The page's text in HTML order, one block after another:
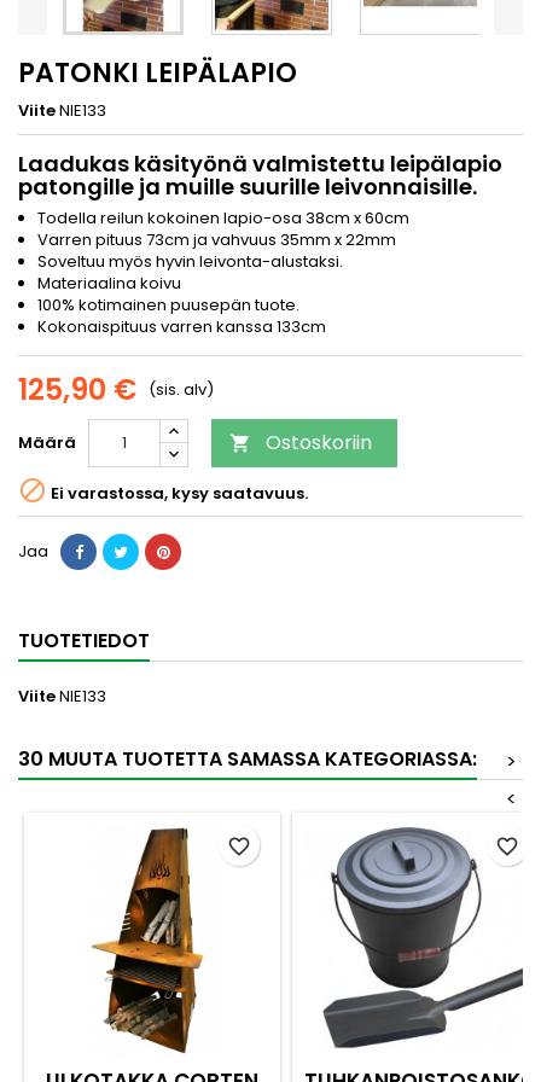
PATONKI LEIPÄLAPIO
ViiteNIE133
Laadukas käsityönä valmistettu leipälapio
patongille ja muille suurille leivonnaisille.
Todella reilun kokoinen lapio-osa 38cm x 60cm
Varren pituus 73cm ja vahvuus 35mm x 22mm
Soveltuu myös hyvin leivonta-alustaksi.
Materiaalina koivu
100% kotimainen puusepän tuote.
Kokonaispituus varren kanssa 133cm
125,90 € (sis. alv)
Määrä  Ostoskoriin
 Ei varastossa, kysy saatavuus.
Jaa
TUOTETIEDOT
ViiteNIE133
30 MUUTA TUOTETTA SAMASSA KATEGORIASSA:
>
<
favorite_border favorite_border